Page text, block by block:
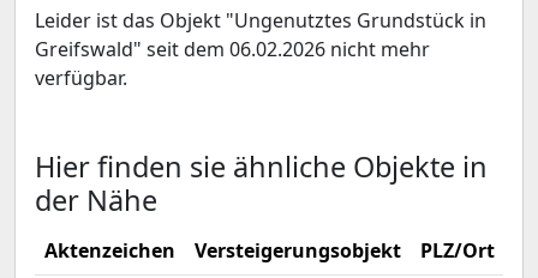
Leider ist das Objekt "Ungenutztes Grundstück in
Greifswald" seit dem 06.02.2026 nicht mehr
verfügbar.
Hier finden sie ähnliche Objekte in
der Nähe
Aktenzeichen Versteigerungsobjekt PLZ/Ort